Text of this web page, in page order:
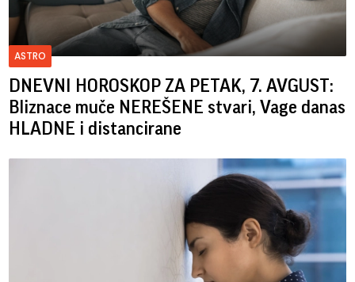
ASTRO
DNEVNI HOROSKOP ZA PETAK, 7. AVGUST:
Bliznace muče NEREŠENE stvari, Vage danas
HLADNE i distancirane